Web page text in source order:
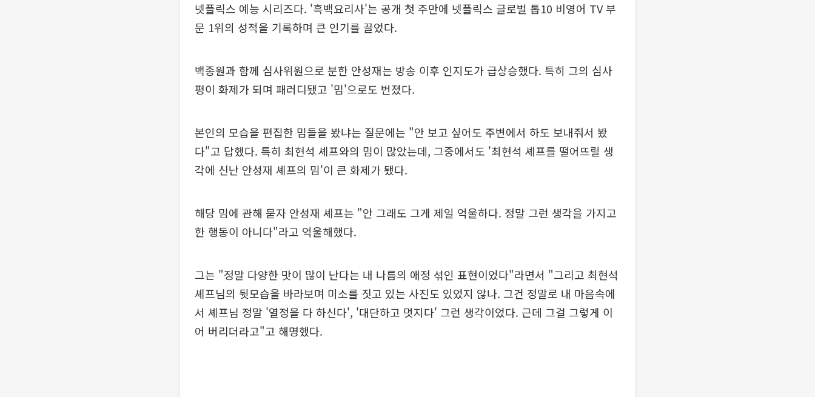
넷플릭스 예능 시리즈다. '흑백요리사'는 공개 첫 주만에 넷플릭스 글로벌 톱10 비영어 TV 부
문 1위의 성적을 기록하며 큰 인기를 끌었다.
백종원과 함께 심사위원으로 분한 안성재는 방송 이후 인지도가 급상승했다. 특히 그의 심사
평이 화제가 되며 패러디됐고 '밈'으로도 번졌다.
본인의 모습을 편집한 밈들을 봤냐는 질문에는 "안 보고 싶어도 주변에서 하도 보내줘서 봤
다"고 답했다. 특히 최현석 셰프와의 밈이 많았는데, 그중에서도 '최현석 셰프를 떨어뜨릴 생
각에 신난 안성재 셰프의 밈'이 큰 화제가 됐다.
해당 밈에 관해 묻자 안성재 셰프는 "안 그래도 그게 제일 억울하다. 정말 그런 생각을 가지고
한 행동이 아니다"라고 억울해했다.
그는 "정말 다양한 맛이 많이 난다는 내 나름의 애정 섞인 표현이었다"라면서 "그리고 최현석
셰프님의 뒷모습을 바라보며 미소를 짓고 있는 사진도 있었지 않나. 그건 정말로 내 마음속에
서 셰프님 정말 '열정을 다 하신다', '대단하고 멋지다' 그런 생각이었다. 근데 그걸 그렇게 이
어 버리더라고"고 해명했다.